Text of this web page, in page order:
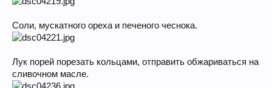
Соли, мускатного ореха и печеного чеснока.
Лук порей порезать кольцами, отправить обжариваться на
сливочном масле.